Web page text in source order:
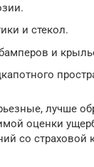
и стекол.
и
лучше
оценки
со страховой